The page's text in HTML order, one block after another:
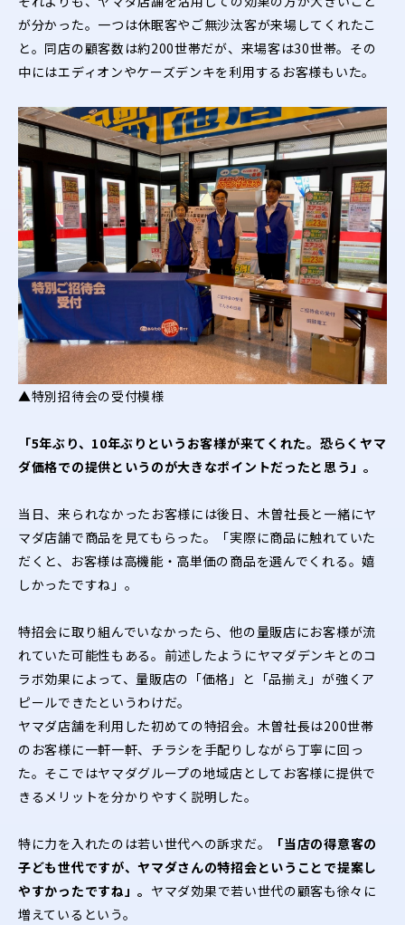
が分かった。一つは休眠客やご無沙汰客が来場してくれたこ
と。同店の顧客数は約200世帯だが、来場客は30世帯。その
中にはエディオンやケーズデンキを利用するお客様もいた。
▲特別招待会の受付模様
「5年ぶり、10年ぶりというお客様が来てくれた。恐らくヤマ
ダ価格での提供というのが大きなポイントだったと思う」。
当日、来られなかったお客様には後日、木曽社長と一緒にヤ
マダ店舗で商品を見てもらった。「実際に商品に触れていた
だくと、お客様は高機能・高単価の商品を選んでくれる。嬉
しかったですね」。
特招会に取り組んでいなかったら、他の量販店にお客様が流
れていた可能性もある。前述したようにヤマダデンキとのコ
ラボ効果によって、量販店の「価格」と「品揃え」が強くア
ピールできたというわけだ。
ヤマダ店舗を利用した初めての特招会。木曽社長は200世帯
のお客様に一軒一軒、チラシを手配りしながら丁寧に回っ
た。そこではヤマダグループの地域店としてお客様に提供で
きるメリットを分かりやすく説明した。
特に力を入れたのは若い世代への訴求だ。
「当店の得意客の
子ども世代ですが、ヤマダさんの特招会ということで提案し
やすかったですね」。 ヤマダ効果で若い世代の顧客も徐々に
増えているという。